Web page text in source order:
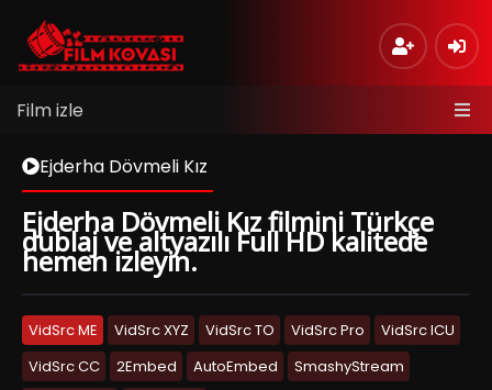
Film izle
Ejderha Dövmeli Kız
Ejderha Dövmeli Kız filmini Türkçe
dublaj ve altyazılı Full HD kalitede
hemen izleyin.
VidSrc ME VidSrc XYZ VidSrc TO VidSrc Pro
VidSrc ICU
VidSrc CC
2Embed AutoEmbed
SmashyStream